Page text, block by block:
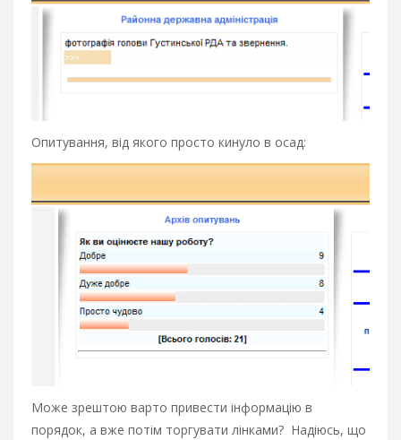
Опитування, від якого просто кинуло в осад:
Може зрештою варто привести інформацію в
порядок, а вже потім торгувати лінками? Надіюсь, що